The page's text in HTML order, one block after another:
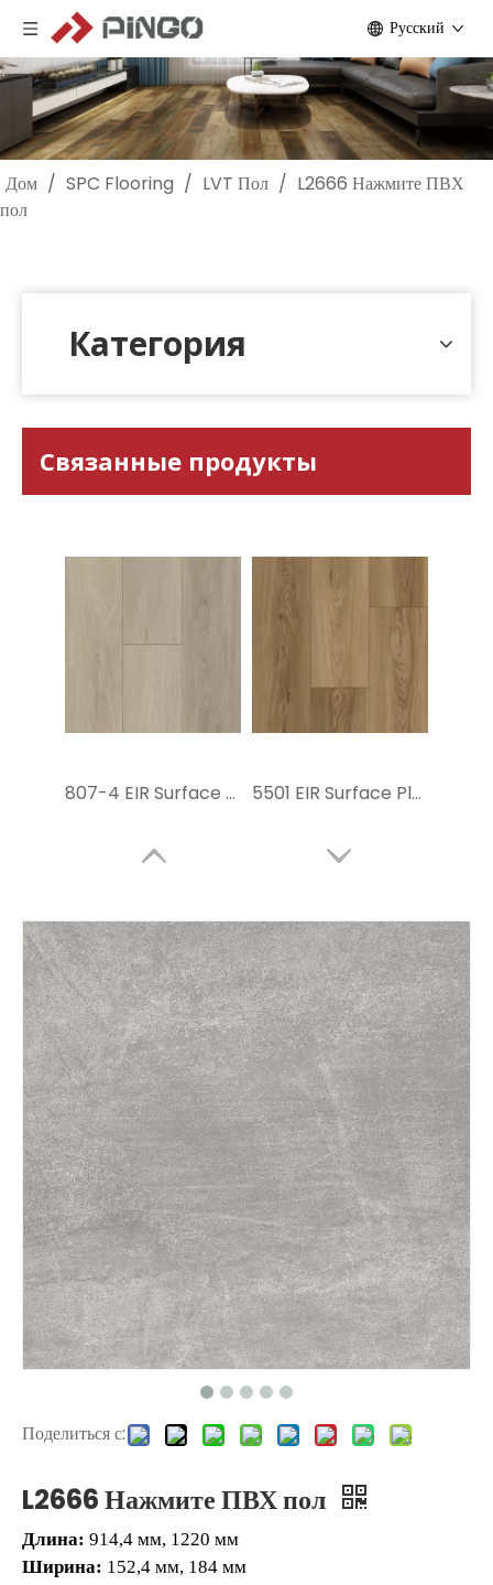
Pусский
Дом / SPC Flooring / LVT Пол / L2666 Нажмите ПВХ
пол
Категория
Связанные продукты
807-4 EIR Surface Floing Spc 5501 EIR Surface Plastic Playling Flooring
1172 EIR Surface Spc Flooring 807-3 EIR Surface Stempor
Поделиться с:
L2666 Нажмите ПВХ пол
Длина: 914,4 мм, 1220 мм
Ширина: 152,4 мм, 184 мм